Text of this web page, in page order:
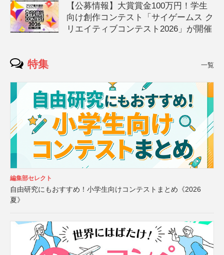
【公募情報】大賞賞金100万円！学生
向け創作コンテスト「サイゲームス ク
リエイティブコンテスト2026」が開催
特集 一覧
編集部セレクト
自由研究にもおすすめ！小学生向けコンテストまとめ《2026
夏》